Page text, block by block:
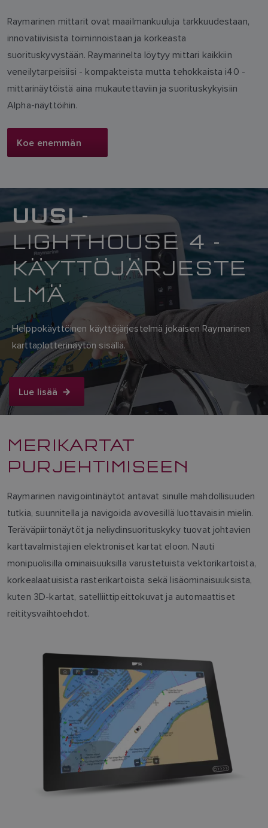
Raymarinen mittarit ovat maailmankuuluja tarkkuudestaan,
innovatiivisista toiminnoistaan ja korkeasta
suorituskyvystään. Raymarinelta löytyy mittari kaikkiin
veneilytarpeisiisi - kompakteista mutta tehokkaista i40 -
mittarinäytöistä aina mukautettaviin ja suorituskykyisiin
Alpha-näyttöihin.
Koe enemmän
UUSI-
LIGHTHOUSE 4 -
KÄYTTÖJÄRJESTE
LMÄ
Helppokäyttöinen käyttöjärjestelmä jokaisen Raymarinen
karttaplotterinäytön sisällä.
Lue lisää
MERIKARTAT
PURJEHTIMISEEN
Raymarinen navigointinäytöt antavat sinulle mahdollisuuden
tutkia, suunnitella ja navigoida avovesillä luottavaisin mielin.
Teräväpiirtonäytöt ja neliydinsuorituskyky tuovat johtavien
karttavalmistajien elektroniset kartat eloon. Nauti
monipuolisilla ominaisuuksilla varustetuista vektorikartoista,
korkealaatuisista rasterikartoista sekä lisäominaisuuksista,
kuten 3D-kartat, satelliittipeittokuvat ja automaattiset
reititysvaihtoehdot.